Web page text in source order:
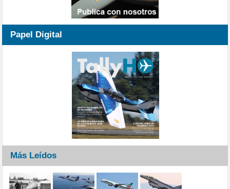
Papel Digital
Más Leídos